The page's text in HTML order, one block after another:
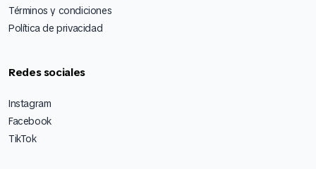
Términos y condiciones
Política de privacidad
Redes sociales
Instagram
Facebook
TikTok